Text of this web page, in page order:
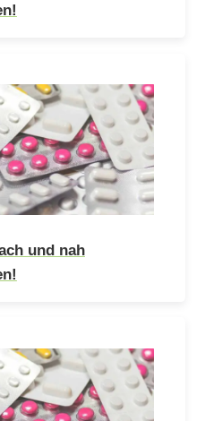
und nah